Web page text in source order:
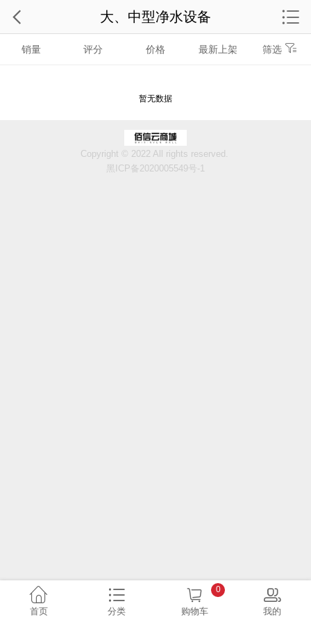
销量 评分 价格 最新上架 筛选
暂无数据
大、中型净水设备
Copyright © 2022 All rights reserved.
黑ICP备2020005549号-1
首页 分类 购物车
0
我的